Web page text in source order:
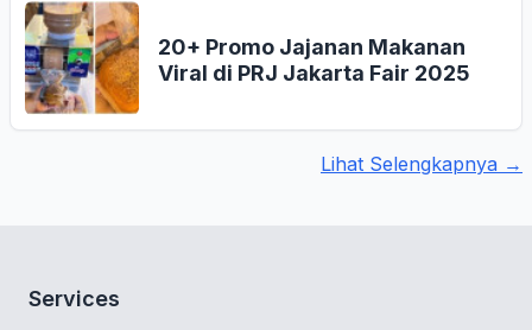
20+ Promo Jajanan Makanan
Viral di PRJ Jakarta Fair 2025
Lihat Selengkapnya →
Services